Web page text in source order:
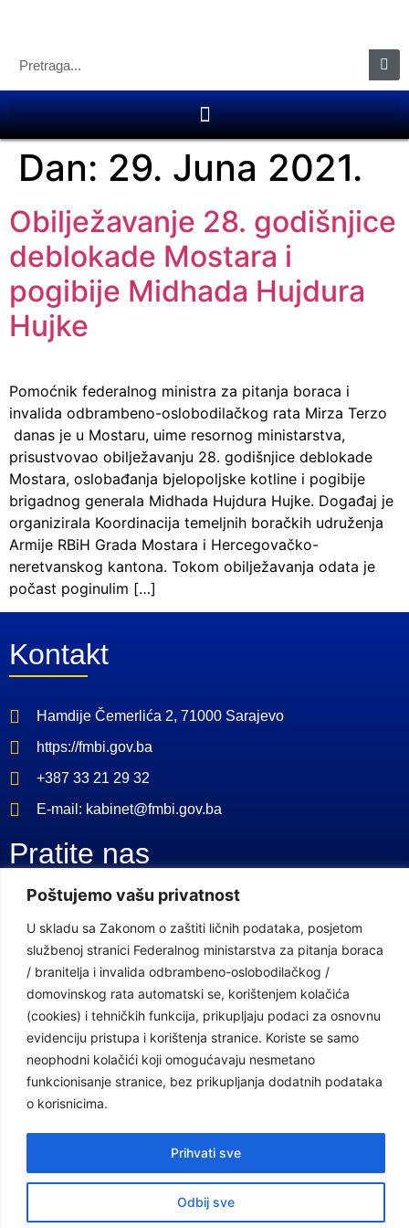
Poštujemo vašu privatnost
U skladu sa Zakonom o zaštiti ličnih podataka, posjetom
službenoj stranici Federalnog ministarstva za pitanja boraca
/ branitelja i invalida odbrambeno-oslobodilačkog /
domovinskog rata automatski se, korištenjem kolačića
(cookies) i tehničkih funkcija, prikupljaju podaci za osnovnu
evidenciju pristupa i korištenja stranice. Koriste se samo
neophodni kolačići koji omogućavaju nesmetano
funkcionisanje stranice, bez prikupljanja dodatnih podataka
o korisnicima.
Odbij sve
Prihvati sve
Dan: 29. Juna 2021.
Obilježavanje 28. godišnjice
deblokade Mostara i
pogibije Midhada Hujdura
Hujke
Pomoćnik federalnog ministra za pitanja boraca i
invalida odbrambeno-oslobodilačkog rata Mirza Terzo
danas je u Mostaru, uime resornog ministarstva,
prisustvovao obilježavanju 28. godišnjice deblokade
Mostara, oslobađanja bjelopoljske kotline i pogibije
brigadnog generala Midhada Hujdura Hujke. Događaj je
organizirala Koordinacija temeljnih boračkih udruženja
Armije RBiH Grada Mostara i Hercegovačko-
neretvanskog kantona. Tokom obilježavanja odata je
počast poginulim […]
Kontakt
Hamdije Čemerlića 2, 71000 Sarajevo
https://fmbi.gov.ba
+387 33 21 29 32
E-mail: kabinet@fmbi.gov.ba
Pratite nas
Youtube Kanal
Linkovi
Vlada Federacije Bosne i Hercegovine
Federalno ministarstvo finansija
Federalni zavod za penzijsko i invalidsko osiguranje
Federalno ministarstvo rada i socijalne politike
Federalno ministarstvo za pitanja boraca /branitelja i invalida
odbrambeno-oslobodilačkog / domovinskog rata